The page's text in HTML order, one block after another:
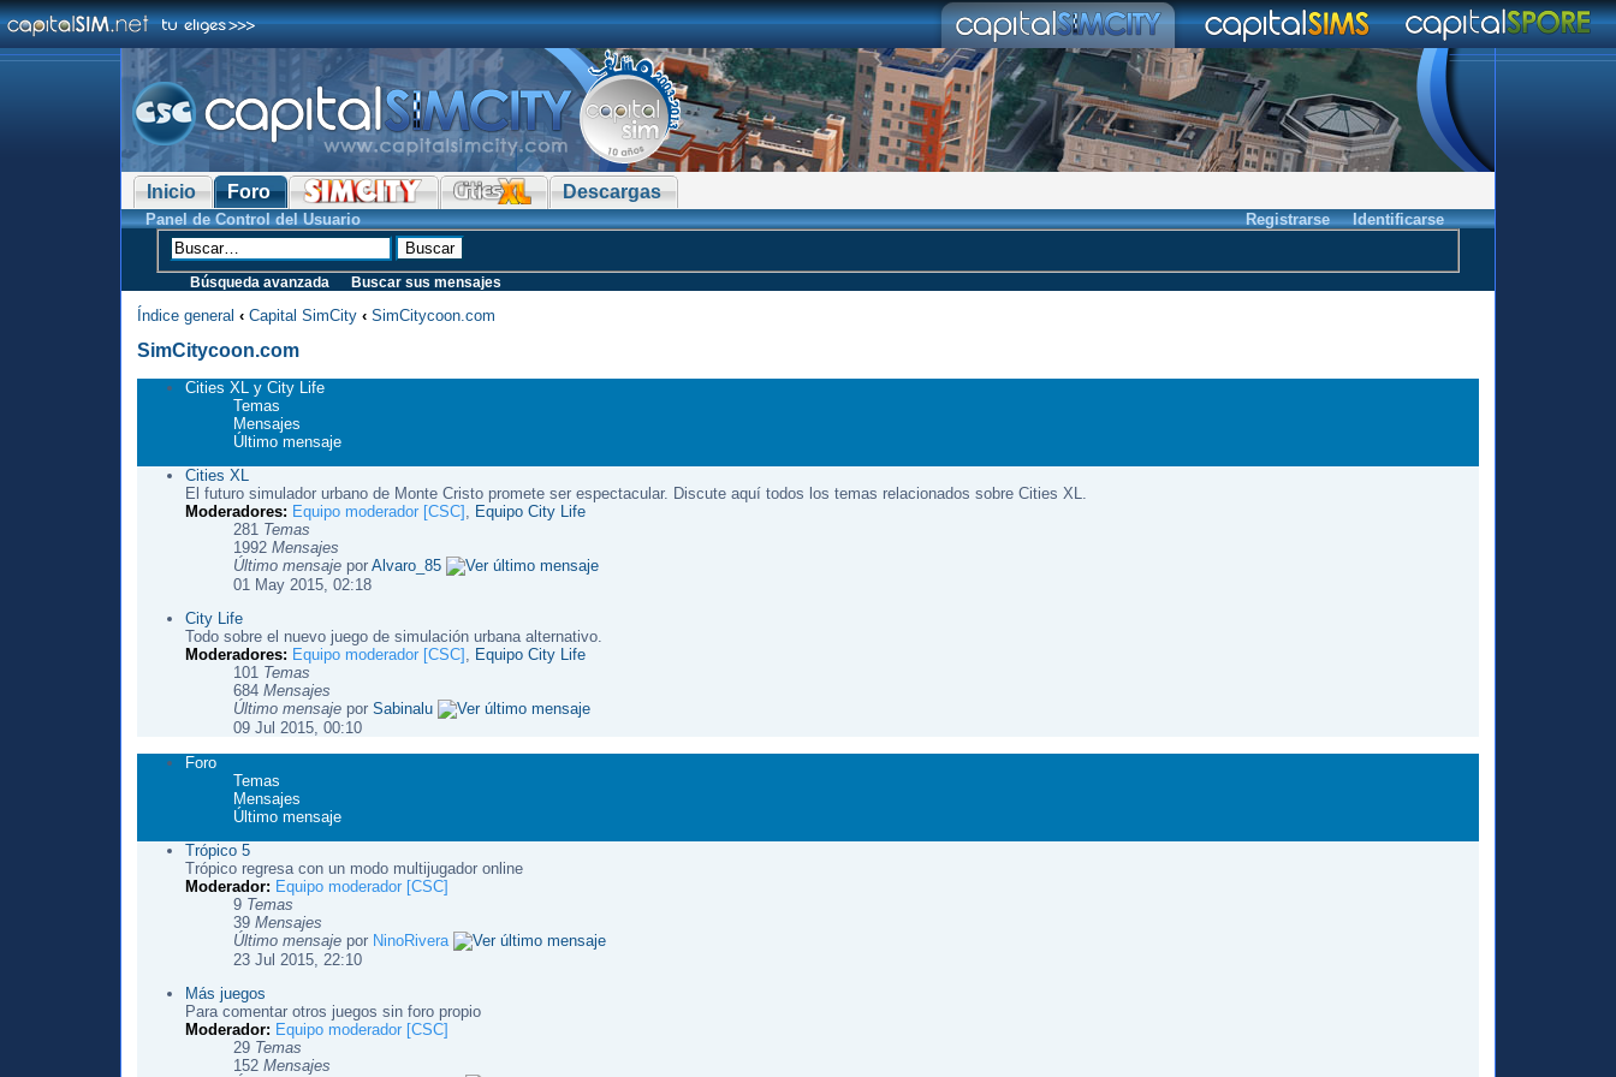
Inicio Foro Descargas
Registrarse Identificarse
Panel de Control del Usuario
Búsqueda avanzada Buscar sus mensajes
Índice general ‹ Capital SimCity ‹ SimCitycoon.com
SimCitycoon.com
Cities XL y City Life
Temas
Mensajes
Último mensaje
Cities XL
El futuro simulador urbano de Monte Cristo promete ser espectacular. Discute aquí todos los temas relacionados sobre Cities XL.
Moderadores: Equipo moderador [CSC] , Equipo City Life
281 Temas
1992Mensajes
Último mensaje porAlvaro_85
01 May 2015, 02:18
City Life
Todo sobre el nuevo juego de simulación urbana alternativo.
Moderadores: Equipo moderador [CSC] , Equipo City Life
101 Temas
684Mensajes
Último mensaje porSabinalu
09 Jul 2015, 00:10
Foro
Temas
Mensajes
Último mensaje
Trópico 5
Trópico regresa con un modo multijugador online
Moderador: Equipo moderador [CSC]
9 Temas
39Mensajes
Último mensaje por NinoRivera
23 Jul 2015, 22:10
Más juegos
Para comentar otros juegos sin foro propio
Moderador: Equipo moderador [CSC]
29 Temas
152Mensajes